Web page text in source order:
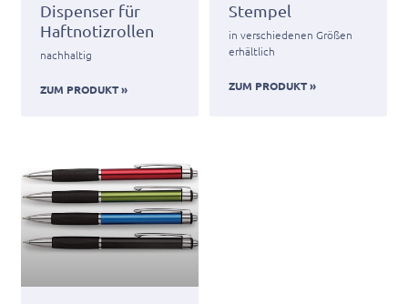
Dispenser für
Haftnotizrollen
nachhaltig
ZUM PRODUKT »
Stempel
in verschiedenen Größen
erhältlich
ZUM PRODUKT »